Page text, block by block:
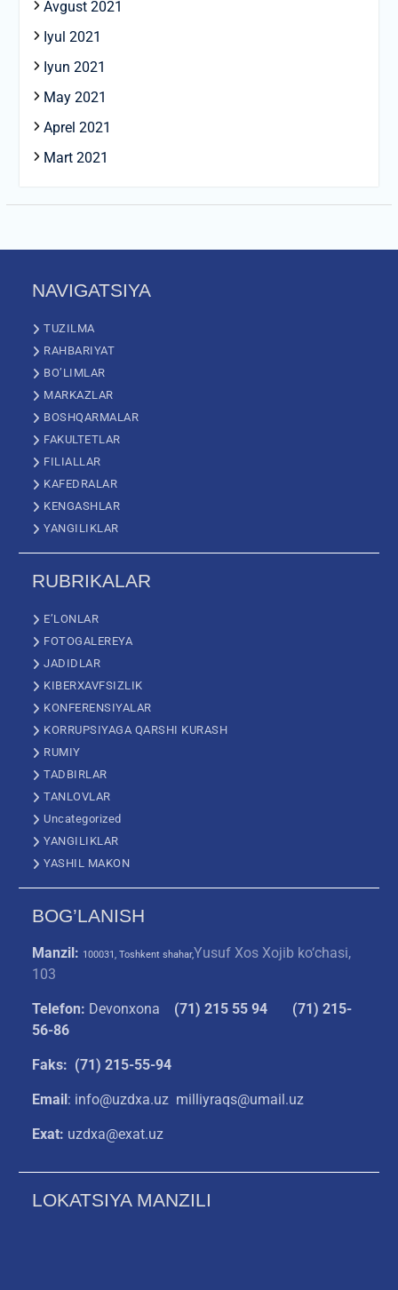
Avgust 2021
Iyul 2021
Iyun 2021
May 2021
Aprel 2021
Mart 2021
NAVIGATSIYA
TUZILMA
RAHBARIYAT
BO’LIMLAR
MARKAZLAR
BOSHQARMALAR
FAKULTETLAR
FILIALLAR
KAFEDRALAR
KENGASHLAR
YANGILIKLAR
RUBRIKALAR
E’LONLAR
FOTOGALEREYA
JADIDLAR
KIBERXAVFSIZLIK
KONFERENSIYALAR
KORRUPSIYAGA QARSHI KURASH
RUMIY
TADBIRLAR
TANLOVLAR
Uncategorized
YANGILIKLAR
YASHIL MAKON
BOG’LANISH
Manzil: 100031, Toshkent shahar,Yusuf Xos Xojib ko‘chasi,
103
Telefon: Devonxona (71) 215 55 94
(71) 215-
56-86
Faks: (71) 215-55-94
Email : info@uzdxa.uz milliyraqs@umail.uz
Exat: uzdxa@exat.uz
LOKATSIYA MANZILI